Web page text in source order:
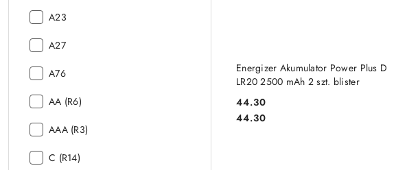
Rozmiar:
A23
Rozmiar:
A27
Rozmiar:
A76
Rozmiar:
AA (R6)
Rozmiar:
AAA (R3)
Rozmiar:
C (R14)
Energizer Akumulator Power Plus D
LR20 2500 mAh 2 szt. blister
Cena:
44.30
Cena:
44.30
DO KOSZYKA